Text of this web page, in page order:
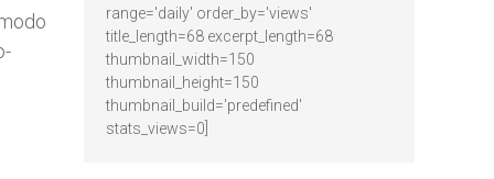
range='daily' order_by='views'
title_length=68 excerpt_length=68
thumbnail_width=150
thumbnail_height=150
thumbnail_build='predefined'
stats_views=0]